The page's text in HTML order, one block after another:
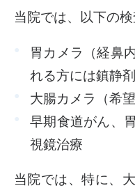
当院では、以下の検
胃カメラ（経鼻
れる方には鎮静剤
大腸カメラ（希
早期食道がん、
視鏡治療
当院では、特に、